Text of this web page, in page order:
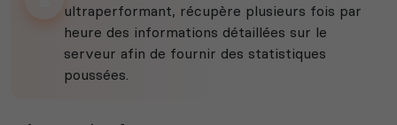
ultraperformant, récupère plusieurs fois par
heure des informations détaillées sur le
serveur afin de fournir des statistiques
poussées.